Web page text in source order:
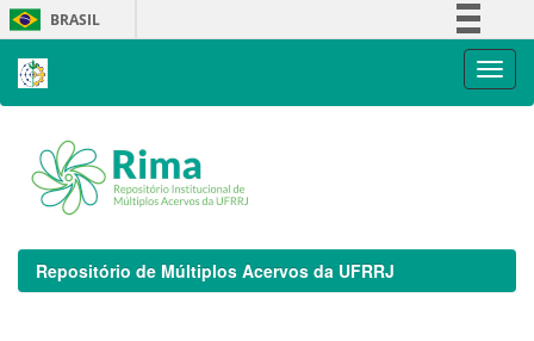
Skip
navigation
BRASIL
Repositório de Múltiplos Acervos da UFRRJ